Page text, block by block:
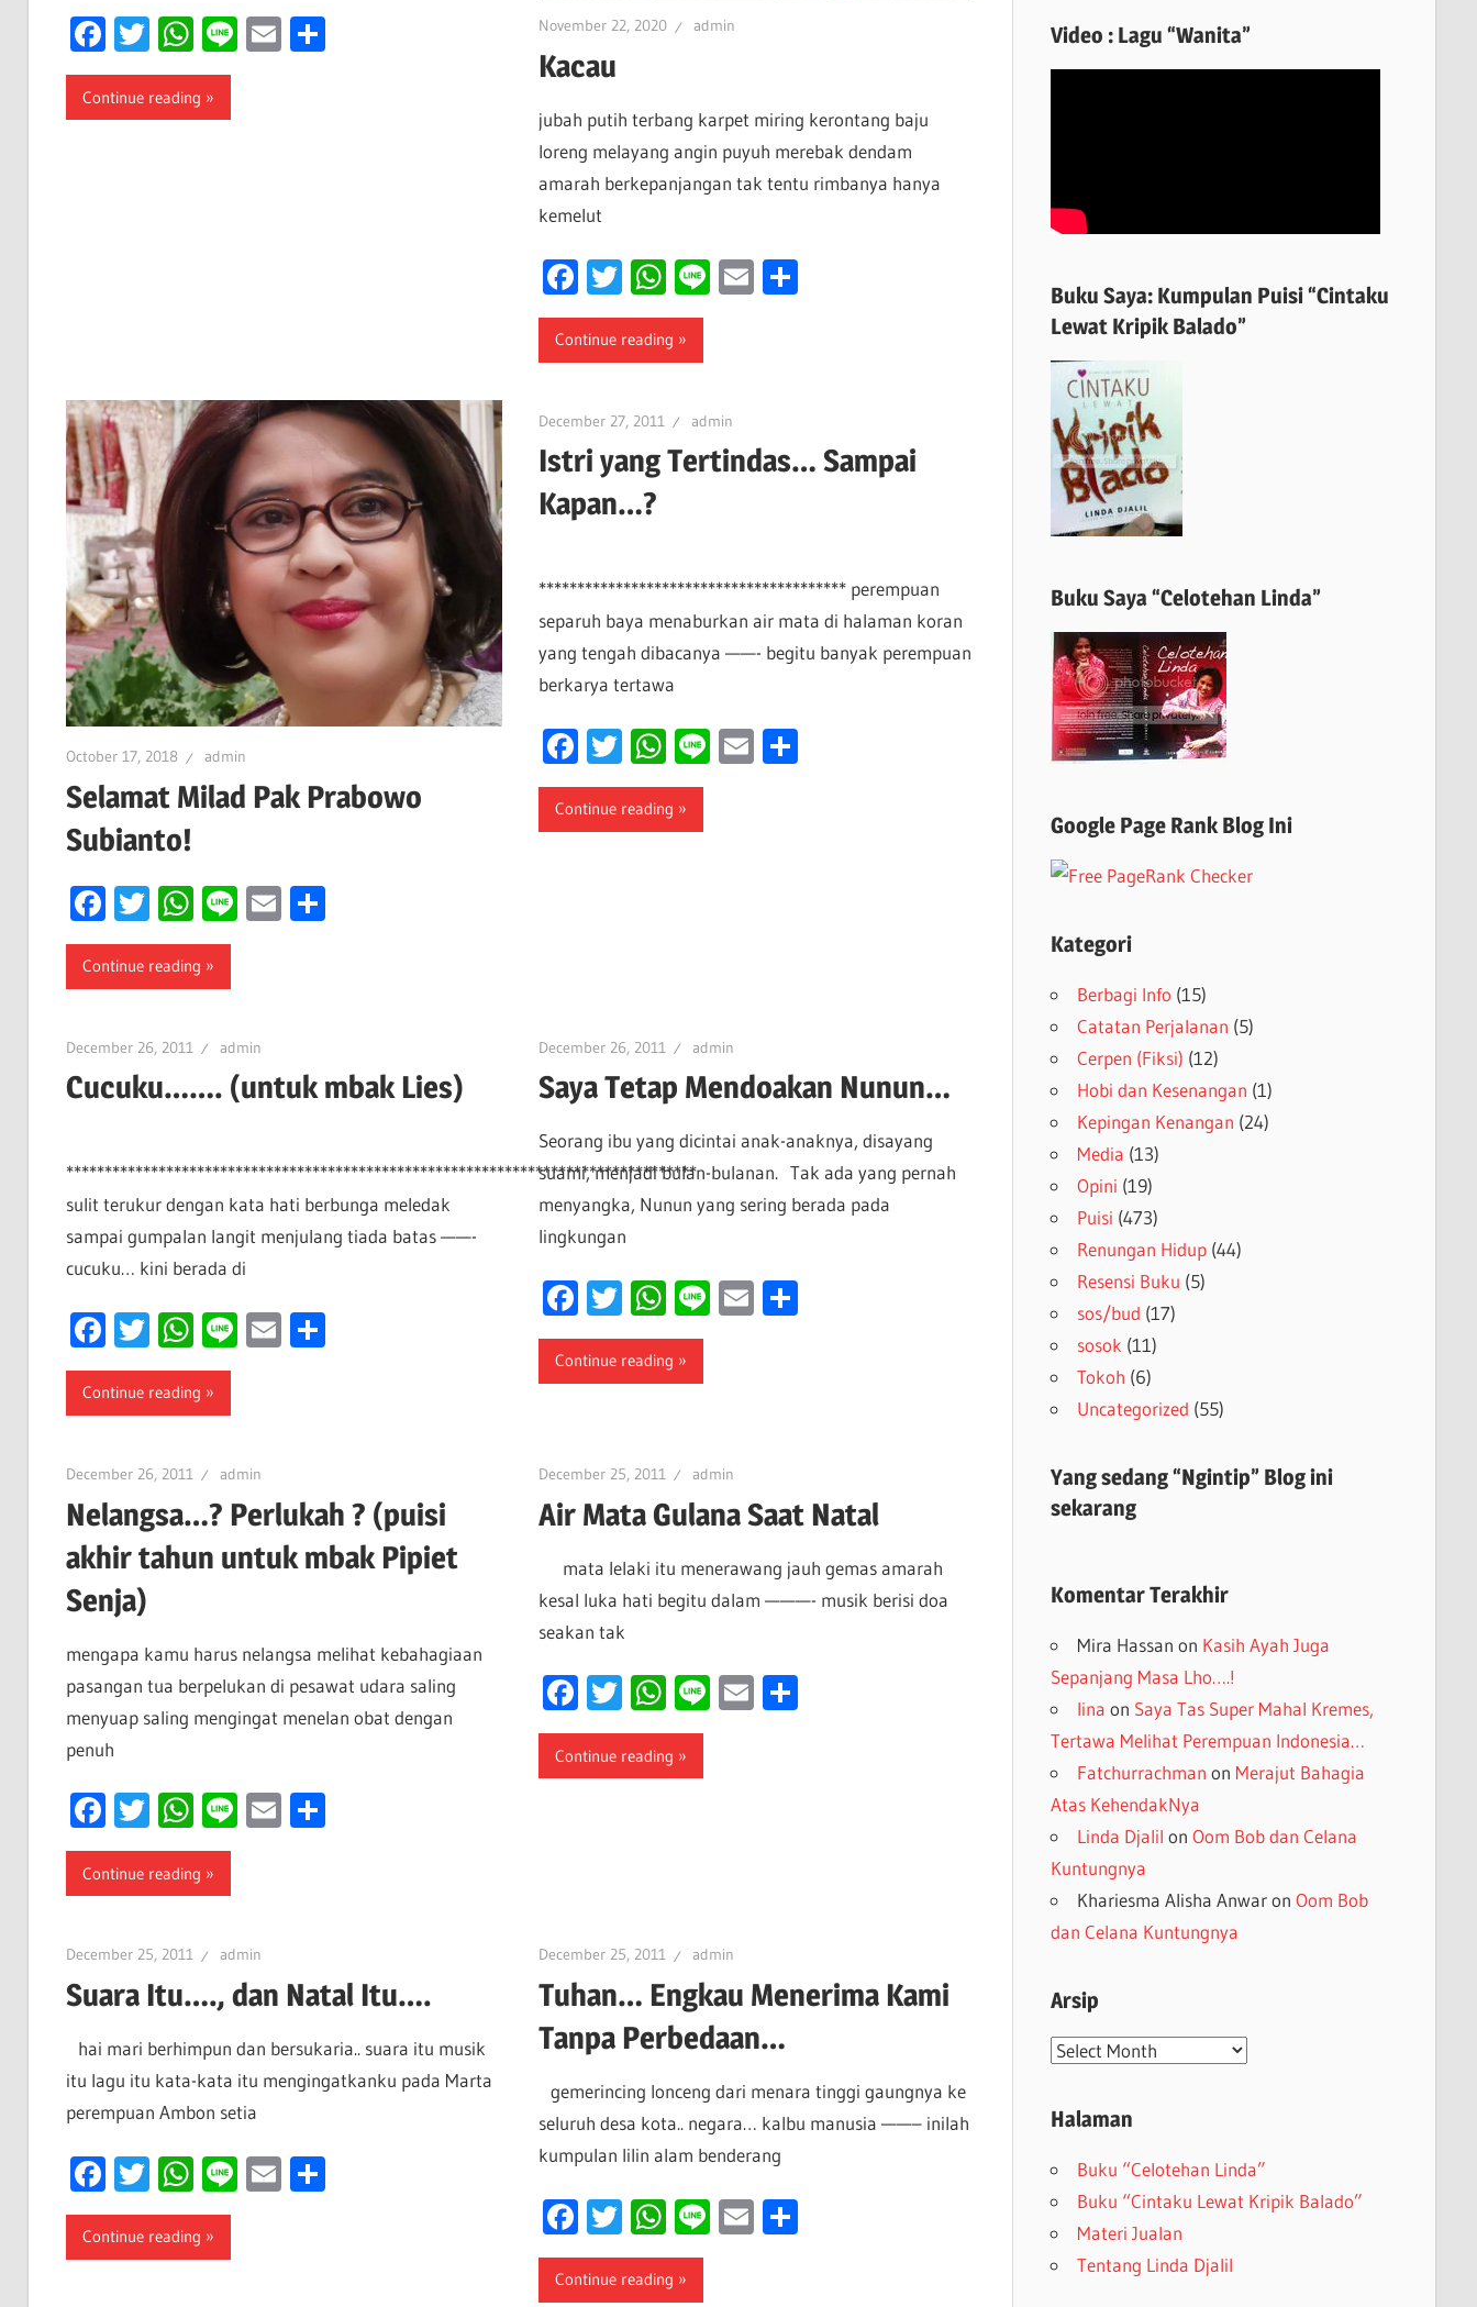
Facebook
Twitter
WhatsApp
LineEmailShare
Continue reading
November 22, 2020 admin
Kacau
jubah putih terbang karpet miring kerontang baju
loreng melayang angin puyuh merebak dendam
amarah berkepanjangan tak tentu rimbanya hanya
kemelut
Facebook
Twitter
WhatsApp
LineEmailShare
Continue reading
October 17, 2018 admin
Selamat Milad Pak Prabowo
Subianto!
Facebook
Twitter
WhatsApp
LineEmailShare
Continue reading
December 27, 2011 admin
Istri yang Tertindas… Sampai
Kapan…?
**************************************** perempuan
separuh baya menaburkan air mata di halaman koran
yang tengah dibacanya ——- begitu banyak perempuan
berkarya tertawa
Facebook
Twitter
WhatsApp
LineEmailShare
Continue reading
December 26, 2011 admin
Cucuku……. (untuk mbak Lies)
**********************************************************************************
sulit terukur dengan kata hati berbunga meledak
sampai gumpalan langit menjulang tiada batas ——-
cucuku… kini berada di
Facebook
Twitter
WhatsApp
LineEmailShare
Continue reading
December 26, 2011 admin
Saya Tetap Mendoakan Nunun…
Seorang ibu yang dicintai anak-anaknya, disayang
suami, menjadi bulan-bulanan. Tak ada yang pernah
menyangka, Nunun yang sering berada pada
lingkungan
Facebook
Twitter
WhatsApp
LineEmailShare
Continue reading
December 26, 2011 admin
Nelangsa…? Perlukah ? (puisi
akhir tahun untuk mbak Pipiet
Senja)
mengapa kamu harus nelangsa melihat kebahagiaan
pasangan tua berpelukan di pesawat udara saling
menyuap saling mengingat menelan obat dengan
penuh
Facebook
Twitter
WhatsApp
LineEmailShare
Continue reading
December 25, 2011 admin
Air Mata Gulana Saat Natal
mata lelaki itu menerawang jauh gemas amarah
kesal luka hati begitu dalam ———- musik berisi doa
seakan tak
Facebook
Twitter
WhatsApp
LineEmailShare
Continue reading
December 25, 2011 admin
Suara Itu…., dan Natal Itu….
hai mari berhimpun dan bersukaria.. suara itu musik
itu lagu itu kata-kata itu mengingatkanku pada Marta
perempuan Ambon setia
Facebook
Twitter
WhatsApp
LineEmailShare
Continue reading
December 25, 2011 admin
Tuhan… Engkau Menerima Kami
Tanpa Perbedaan…
gemerincing lonceng dari menara tinggi gaungnya ke
seluruh desa kota.. negara… kalbu manusia ——– inilah
kumpulan lilin alam benderang
Facebook
Twitter
WhatsApp
LineEmailShare
Continue reading
Video : Lagu “Wanita”
Buku Saya: Kumpulan Puisi “Cintaku
Lewat Kripik Balado”
Buku Saya “Celotehan Linda”
Google Page Rank Blog Ini
Kategori
Berbagi Info (15)
Catatan Perjalanan (5)
Cerpen (Fiksi) (12)
Hobi dan Kesenangan (1)
Kepingan Kenangan (24)
Media (13)
Opini (19)
Puisi (473)
Renungan Hidup(44)
Resensi Buku (5)
sos/bud (17)
sosok (11)
Tokoh (6)
Uncategorized (55)
Yang sedang “Ngintip” Blog ini
sekarang
Komentar Terakhir
Mira Hassan on Kasih Ayah Juga
Sepanjang Masa Lho….!
lina on Saya Tas Super Mahal Kremes,
Tertawa Melihat Perempuan Indonesia…
Fatchurrachman on Merajut Bahagia
Atas KehendakNya
Linda Djalil on Oom Bob dan Celana
Kuntungnya
Khariesma Alisha Anwaron Oom Bob
dan Celana Kuntungnya
Arsip
Arsip
Halaman
Buku “Celotehan Linda”
Buku “Cintaku Lewat Kripik Balado”
Materi Jualan
Tentang Linda Djalil